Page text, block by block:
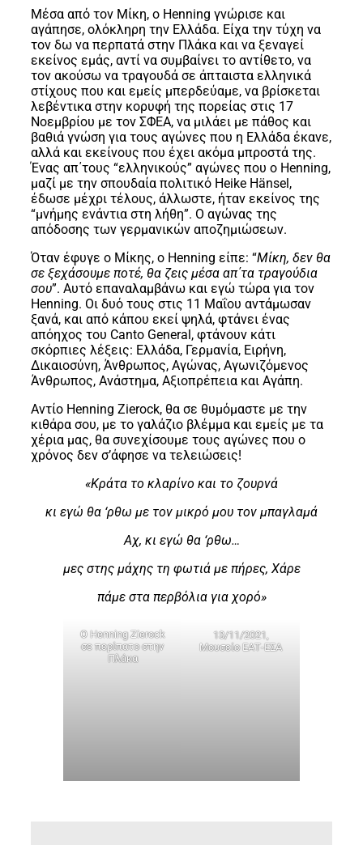
Μέσα από τον Μίκη, ο Henning γνώρισε και
αγάπησε, ολόκληρη την Ελλάδα. Είχα την τύχη να
τον δω να περπατά στην Πλάκα και να ξεναγεί
εκείνος εμάς, αντί να συμβαίνει το αντίθετο, να
τον ακούσω να τραγουδά σε άπταιστα ελληνικά
στίχους που και εμείς μπερδεύαμε, να βρίσκεται
λεβέντικα στην κορυφή της πορείας στις 17
Νοεμβρίου με τον ΣΦΕΑ, να μιλάει με πάθος και
βαθιά γνώση για τους αγώνες που η Ελλάδα έκανε,
αλλά και εκείνους που έχει ακόμα μπροστά της.
Ένας απ΄τους “ελληνικούς” αγώνες που ο Henning,
μαζί με την σπουδαία πολιτικό Heike Hänsel,
έδωσε μέχρι τέλους, άλλωστε, ήταν εκείνος της
“μνήμης ενάντια στη λήθη”. Ο αγώνας της
απόδοσης των γερμανικών αποζημιώσεων.
Όταν έφυγε ο Μίκης, ο Henning είπε: “Μίκη, δεν θα
σε ξεχάσουμε ποτέ, θα ζεις μέσα απ΄τα τραγούδια
σου”. Αυτό επαναλαμβάνω και εγώ τώρα για τον
Henning. Οι δυό τους στις 11 Μαΐου αντάμωσαν
ξανά, και από κάπου εκεί ψηλά, φτάνει ένας
απόηχος του Canto General, φτάνουν κάτι
σκόρπιες λέξεις: Ελλάδα, Γερμανία, Ειρήνη,
Δικαιοσύνη, Άνθρωπος, Αγώνας, Αγωνιζόμενος
Άνθρωπος, Ανάστημα, Αξιοπρέπεια και Αγάπη.
Αντίο Henning Zierock, θα σε θυμόμαστε με την
κιθάρα σου, με το γαλάζιο βλέμμα και εμείς με τα
χέρια μας, θα συνεχίσουμε τους αγώνες που ο
χρόνος δεν σ’άφησε να τελειώσεις!
«Κράτα το κλαρίνο και το ζουρνά
κι εγώ θα ‘ρθω με τον μικρό μου τον μπαγλαμά
Αχ, κι εγώ θα ‘ρθω…
μες στης μάχης τη φωτιά με πήρες, Χάρε
πάμε στα περβόλια για χορό»
Ο Henning Zierock
σε περίπατο στην
Πλάκα
13/11/2021,
Μουσείο ΕΑΤ-ΕΣΑ